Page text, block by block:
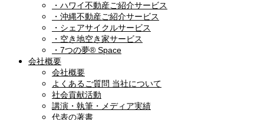
・ハワイ不動産ご紹介サービス
・沖縄不動産ご紹介サービス
・シェアサイクルサービス
・空き地空き家サービス
・7つの夢® Space
会社概要
会社概要
よくあるご質問 当社について
社会貢献活動
講演・執筆・メディア実績
代表の著書